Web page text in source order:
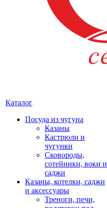
Каталог
Посуда из чугуна
Казаны
Кастрюли и
чугунки
Сковороды,
сотейники, воки и
саджи
Казаны, котелки, саджи
и аксессуары
Треноги, печи,